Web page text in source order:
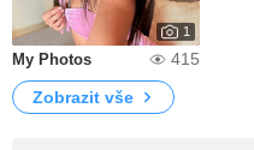
1
My Photos
415
Zobrazit vše